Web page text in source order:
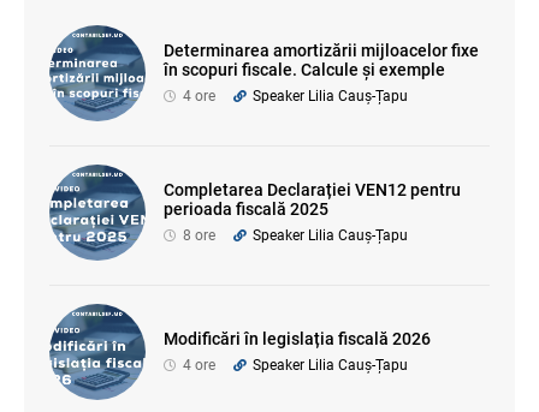
Determinarea amortizării mijloacelor fixe
în scopuri fiscale. Calcule și exemple
4 ore Speaker Lilia Cauș-Țapu
Completarea Declarației VEN12 pentru
perioada fiscală 2025
8 ore Speaker Lilia Cauș-Țapu
Modificări în legislația fiscală 2026
4 ore Speaker Lilia Cauș-Țapu